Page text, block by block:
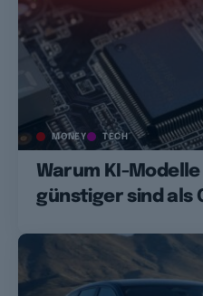
MONEY TECH
Warum KI-Modelle
günstiger sind als